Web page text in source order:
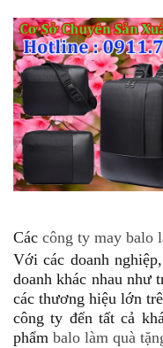
Các công ty may balo
Với các doanh
doanh khác nhau như
các thương hiệu lớn
công ty đến tất cả
phẩm balo làm quà